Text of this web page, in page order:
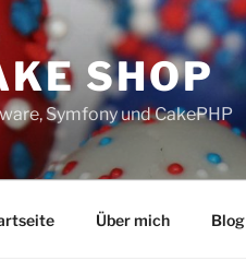
SHOP
Symfony und CakePHP
Über mich Blog